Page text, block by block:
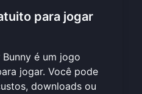
para jogar
é um jogo
jogar. Você pode
downloads ou